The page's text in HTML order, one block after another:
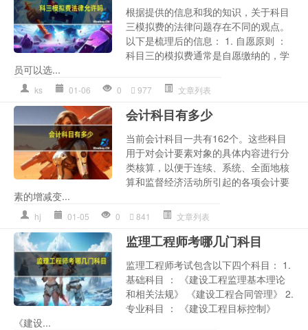
根据提供的信息和我的知识，关于科目
三模拟费的法律问题存在不同的观点。
以下是梳理后的信息： 1. 自愿原则 ：
科目三的模拟费通常是自愿缴纳的，学
员可以选...
ks 01-06 0 977 文章列表
会计科目有多少
当前会计科目一共有162个。这些科目
用于对会计要素对象的具体内容进行分
类核算，以便于连续、系统、全面地核
算和监督经济活动所引起的各项会计要
素的增减变...
hj 01-05 0 841 文章列表
监理工程师考哪几门科目
监理工程师考试包含以下四个科目： 1.
基础科目 ： 《建设工程监理基本理论
和相关法规》 《建设工程合同管理》 2.
专业科目 ： 《建设工程目标控制》
《建设...